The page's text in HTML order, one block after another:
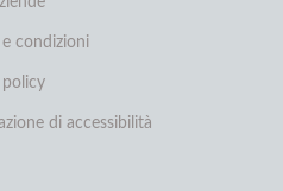
e condizioni
policy
di accessibilità